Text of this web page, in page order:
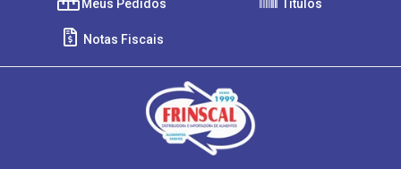
Meus Pedidos Títulos
Notas Fiscais